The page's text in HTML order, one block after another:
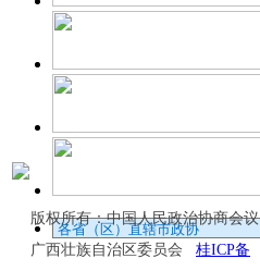
版权所有：中国人民政治协商会议
广西壮族自治区委员会 桂ICP备